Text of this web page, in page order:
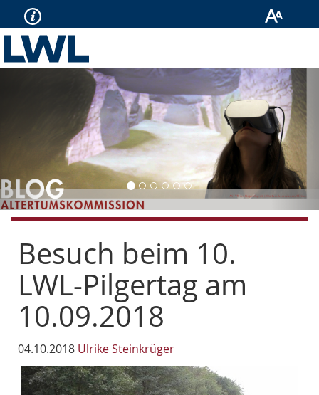
Vorherige
Besuch beim 10.
LWL-Pilgertag am
10.09.2018
04.10.2018 Ulrike Steinkrüger